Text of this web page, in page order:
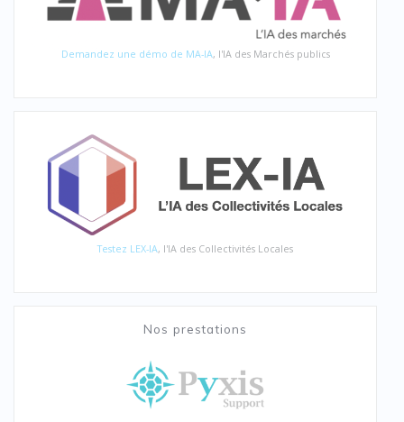
Demandez une démo de MA-IA, l'IA des Marchés publics
Testez LEX-IA, l'IA des Collectivités Locales
Nos prestations